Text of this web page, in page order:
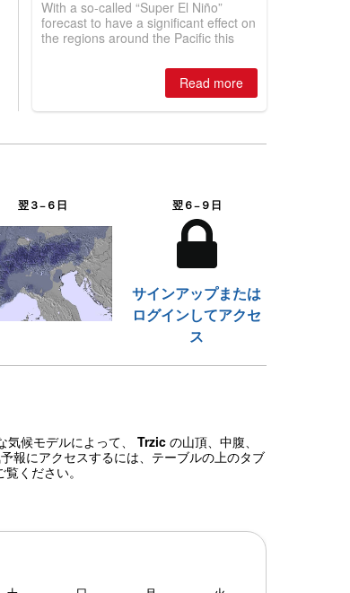
With a so-called “Super El Niño”
forecast to have a significant effect on
the regions around the Pacific this
is simple: book now or wait, and
where are the best odds?Read more
翌３−６日 翌６−９日
サインアップまたは
ログインしてアクセ
ス
候モデルによって、 Trzic の山頂、中腹、
報にアクセスするには、テーブルの上のタブ
ください。